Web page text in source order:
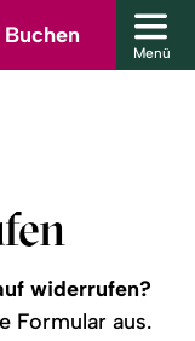
Buchen
Menü
widerrufen?
Formular aus.